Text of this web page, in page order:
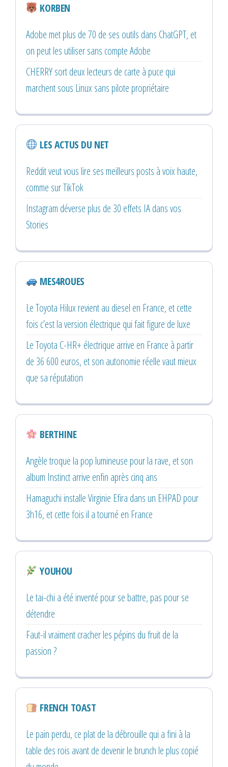
KORBEN
Adobe met plus de 70 de ses outils dans ChatGPT, et
on peut les utiliser sans compte Adobe
CHERRY sort deux lecteurs de carte à puce qui
marchent sous Linux sans pilote propriétaire
LES ACTUS DU NET
Reddit veut vous lire ses meilleurs posts à voix haute,
comme sur TikTok
Instagram déverse plus de 30 effets IA dans vos
Stories
MES4ROUES
Le Toyota Hilux revient au diesel en France, et cette
fois c’est la version électrique qui fait figure de luxe
Le Toyota C-HR+ électrique arrive en France à partir
de 36 600 euros, et son autonomie réelle vaut mieux
que sa réputation
BERTHINE
Angèle troque la pop lumineuse pour la rave, et son
album Instinct arrive enfin après cinq ans
Hamaguchi installe Virginie Efira dans un EHPAD pour
3h16, et cette fois il a tourné en France
YOUHOU
Le tai-chi a été inventé pour se battre, pas pour se
détendre
Faut-il vraiment cracher les pépins du fruit de la
passion ?
FRENCH TOAST
Le pain perdu, ce plat de la débrouille qui a fini à la
table des rois avant de devenir le brunch le plus copié